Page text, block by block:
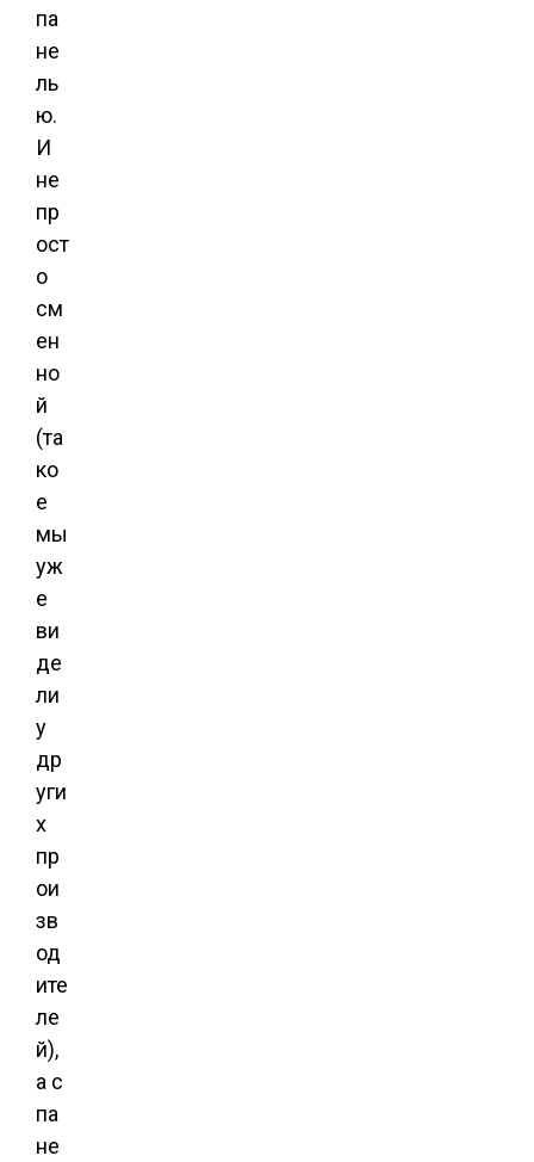
па
не
ль
ю.
И
не
пр
ост
о
см
ен
но
й
(та
ко
е
мы
уж
е
ви
де
ли
у
др
уги
х
пр
ои
зв
од
ите
ле
й),
а с
па
не